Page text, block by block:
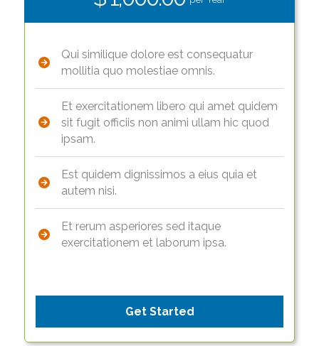
Qui similique dolore est consequatur
mollitia quo molestiae omnis.
Et exercitationem libero qui amet quidem
sit fugit officiis non animi ullam hic quod
ipsam.
Est quidem dignissimos a eius quia et
autem nisi.
Et rerum asperiores sed itaque
exercitationem et laborum ipsa.
Get Started